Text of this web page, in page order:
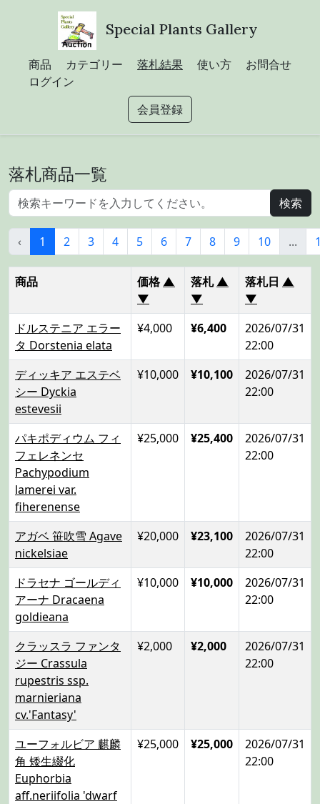
Special Plants Gallery
商品 カテゴリー 落札結果 使い方
お問合せ
ログイン
会員登録
落札商品一覧
‹ 1 2 3 4 5 6 7 8 9 10 ...
商品 価格▲
▼
落札▲
▼
落札日 ▲
▼
ドルステニア エラー
タ Dorstenia elata
¥4,000 ¥6,400
2026/07/31
22:00
ディッキア エステベ
シー Dyckia
estevesii
¥10,000 ¥10,100
2026/07/31
22:00
パキポディウム フィ
フェレネンセ
Pachypodium
lamerei var.
fiherenense
¥25,000 ¥25,400
2026/07/31
22:00
アガベ 笹吹雪 Agave
nickelsiae
¥20,000 ¥23,100
2026/07/31
22:00
ドラセナ ゴールディ
アーナ Dracaena
goldieana
¥10,000 ¥10,000
2026/07/31
22:00
クラッスラ ファンタ
ジー Crassula
rupestris ssp.
marnieriana
cv.'Fantasy'
¥2,000 ¥2,000
2026/07/31
22:00
ユーフォルビア 麒麟
角 矮生綴化
Euphorbia
aff.neriifolia 'dwarf
¥25,000 ¥25,000
2026/07/31
22:00